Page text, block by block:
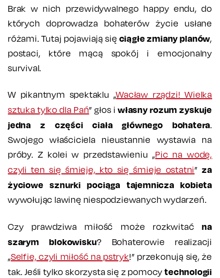
Brak w nich przewidywalnego happy endu, do
których doprowadza bohaterów życie usłane
różami. Tutaj pojawiają się ciągłe zmiany planów,
postaci, które mącą spokój i emocjonalny
survival.
W pikantnym spektaklu „Wacław rządzi! Wielka
sztuka tylko dla Pań” głos iwłasny rozum zyskuje
jedna z części ciała głównego bohatera.
Swojego właściciela nieustannie wystawia na
próby. Z kolei w przedstawieniu „Pic na wodę,
czyli ten się śmieje, kto się śmieje ostatni”za
życiowe sznurki pociąga tajemnicza kobieta
wywołując lawinę niespodziewanych wydarzeń.
Czy prawdziwa miłość może rozkwitaćna
szarym blokowisku? Bohaterowie realizacji
„Selfie, czyli miłość na pstryk!” przekonują się, że
tak. Jeśli tylko skorzysta się z pomocytechnologii